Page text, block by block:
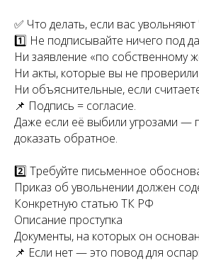
✅ Что делать, если вас увольняют
1️⃣ Не подписывайте ничего под
Ни заявление «по собственному
Ни акты, которые вы не проверили
Ни объяснительные, если
📌 Подпись = согласие.
Даже если её выбили угрозами —
доказать обратное.
2️⃣ Требуйте письменное
Приказ об увольнении должен
Конкретную статью ТК РФ
Описание проступка
Документы, на которых он основан
📌 Если нет — это повод для